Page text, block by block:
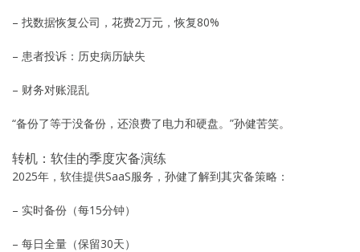
– 找数据恢复公司，花费2万元，恢复80%
– 患者投诉：历史病历缺失
– 财务对账混乱
“备份了等于没备份，还浪费了电力和硬盘。”孙健苦笑。
转机：软佳的季度灾备演练
2025年，软佳提供SaaS服务，孙健了解到其灾备策略：
– 实时备份（每15分钟）
– 每日全量（保留30天）